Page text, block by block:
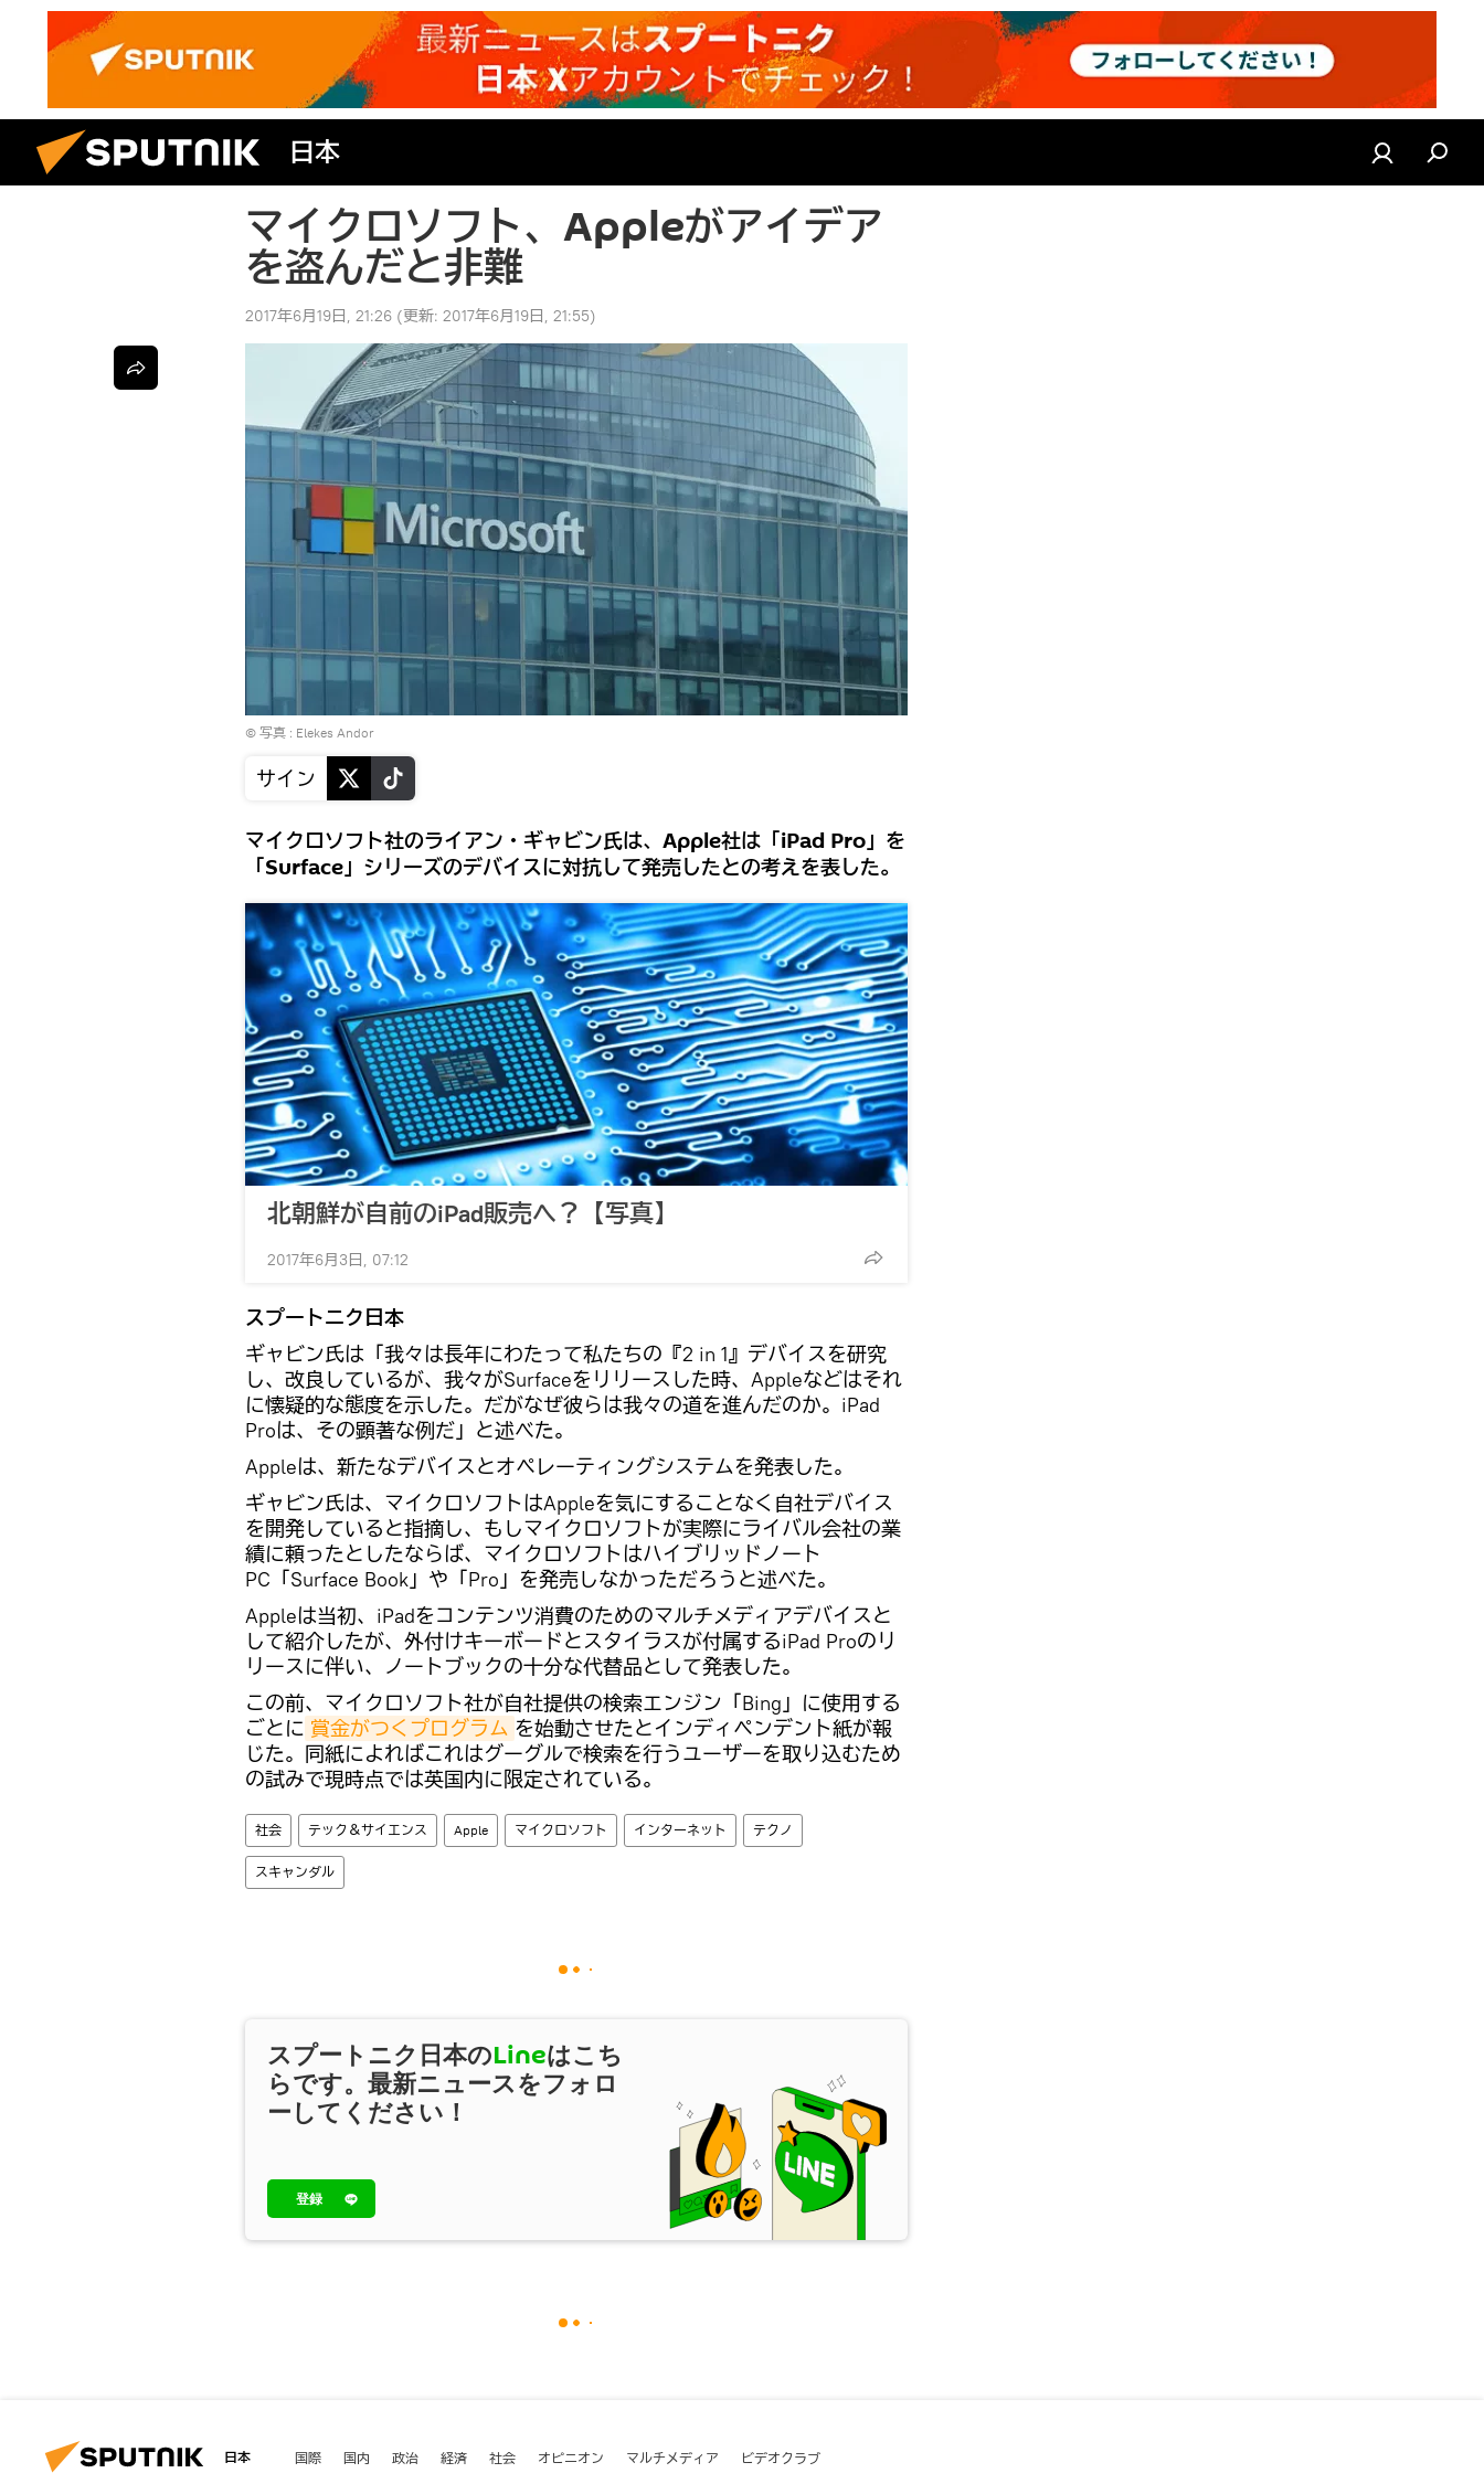
日本
マイクロソフト、Appleがアイデア
を盗んだと非難
2017年6月19日, 21:26 (更新: 2017年6月19日, 21:55)
© 写真 : Elekes Andor
サイン
マイクロソフト社のライアン・ギャビン氏は、Apple社は「iPad Pro」を
「Surface」シリーズのデバイスに対抗して発売したとの考えを表した。
北朝鮮が自前のiPad販売へ？【写真】
2017年6月3日, 07:12
スプートニク日本
ギャビン氏は「我々は長年にわたって私たちの『2 in 1』デバイスを研究
し、改良しているが、我々がSurfaceをリリースした時、Appleなどはそれ
に懐疑的な態度を示した。だがなぜ彼らは我々の道を進んだのか。iPad
Proは、その顕著な例だ」と述べた。
Appleは、新たなデバイスとオペレーティングシステムを発表した。
ギャビン氏は、マイクロソフトはAppleを気にすることなく自社デバイス
を開発していると指摘し、もしマイクロソフトが実際にライバル会社の業
績に頼ったとしたならば、マイクロソフトはハイブリッドノート
PC「Surface Book」や「Pro」を発売しなかっただろうと述べた。
Appleは当初、iPadをコンテンツ消費のためのマルチメディアデバイスと
して紹介したが、外付けキーボードとスタイラスが付属するiPad Proのリ
リースに伴い、ノートブックの十分な代替品として発表した。
この前、マイクロソフト社が自社提供の検索エンジン「Bing」に使用する
ごとに 賞金がつくプログラム を始動させたとインディペンデント紙が報
じた。同紙によればこれはグーグルで検索を行うユーザーを取り込むため
の試みで現時点では英国内に限定されている。
社会 テック＆サイエンス Apple マイクロソフト インターネット テクノ
スキャンダル
スプートニク日本のLineはこち
らです。最新ニュースをフォロ
ーしてください！
登録
日本 国際 国内 政治 経済 社会 オピニオン マルチメディア ビデオクラブ